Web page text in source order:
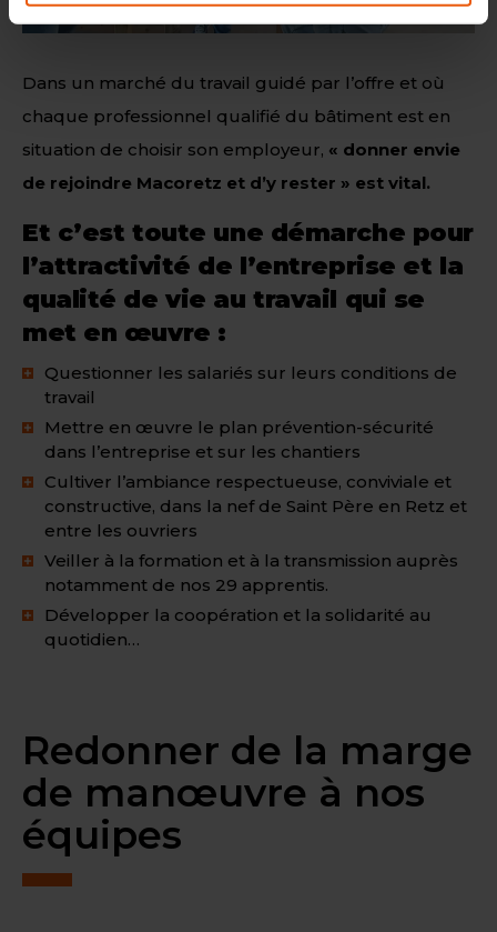
Dans un marché du travail guidé par l’offre et où
chaque professionnel qualifié du bâtiment est en
situation de choisir son employeur, « donner envie
de rejoindre Macoretz et d’y rester » est vital.
Et c’est toute une démarche pour
l’attractivité de l’entreprise et la
qualité de vie au travail qui se
met en œuvre :
Questionner les salariés sur leurs conditions de
travail
Mettre en œuvre le plan prévention-sécurité
dans l’entreprise et sur les chantiers
Cultiver l’ambiance respectueuse, conviviale et
constructive, dans la nef de Saint Père en Retz et
entre les ouvriers
Veiller à la formation et à la transmission auprès
notamment de nos 29 apprentis.
Développer la coopération et la solidarité au
quotidien…
Redonner de la marge
de manœuvre à nos
équipes